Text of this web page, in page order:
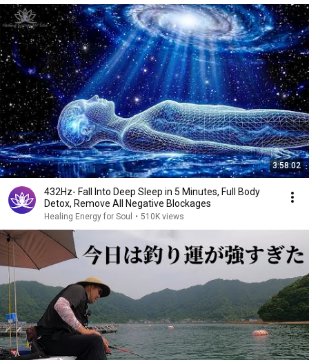
3:58:02
432Hz- Fall Into Deep Sleep in 5 Minutes, Full Body
Detox, Remove All Negative Blockages
Healing Energy for Soul • 510K views